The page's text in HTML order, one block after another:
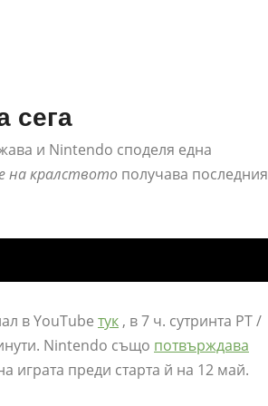
сега
и Nintendo споделя една
на кралството получава последния
в YouTube тук , в 7 ч. сутринта PT /
Nintendo също потвърждава
играта преди старта й на 12 май.